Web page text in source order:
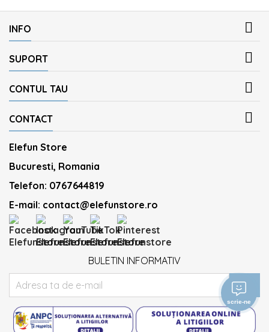
INFO 
SUPORT 
CONTUL TAU 
CONTACT 
Elefun Store
Bucuresti, Romania
Telefon: 0767644819
E-mail: contact@elefunstore.ro
BULETIN INFORMATIV